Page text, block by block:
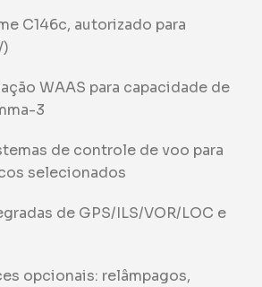
C146c, autorizado para
WAAS para capacidade de
3
de controle de voo para
selecionados
de GPS/ILS/VOR/LOC e
opcionais: relâmpagos,